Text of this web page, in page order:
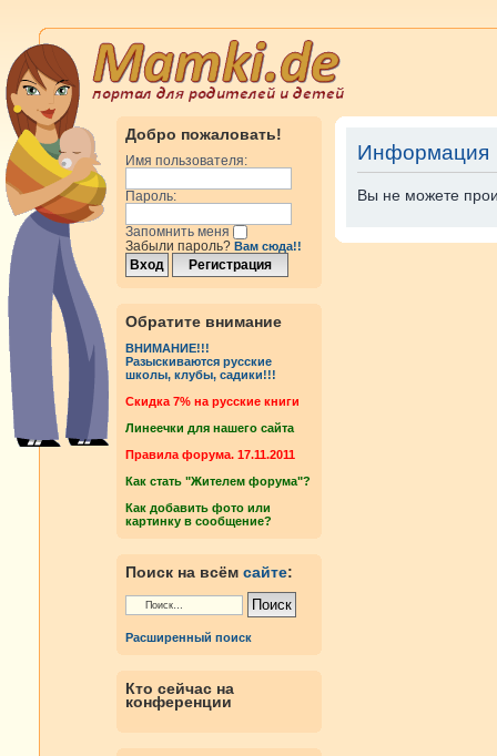
Добро пожаловать!
Имя пользователя:
Пароль:
Запомнить меня
Забыли пароль? Вам сюда!!
Обратите внимание
ВНИМАНИЕ!!!
Разыскиваются русские
школы, клубы, садики!!!
Cкидка 7% на русские книги
Линеечки для нашего сайта
Правила форума. 17.11.2011
Как стать "Жителем форума"?
Как добавить фото или
картинку в сообщение?
Поиск на всём сайте:
Расширенный поиск
Кто сейчас на
конференции
Информация
Вы не можете